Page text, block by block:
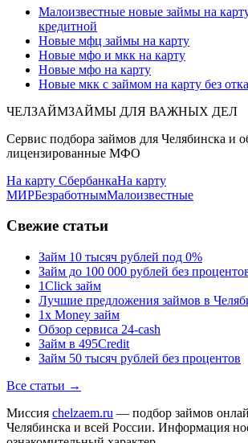
Малоизвестные новые займы на
кредитной
Новые мфц займы на карту
Новые мфо и мкк на карту
Новые мфо на карту
Новые мкк с займом на карту без
ЧЕЛЗАЙМЗАЙМЫ ДЛЯ ВАЖНЫХ ДЕЛ
Сервис подбора займов для Челябинска и
лицензированные МФО
На карту СбербанкаНа карту
МИРБезработнымМалоизвестные
Свежие статьи
Займ 10 тысяч рублей под 0%
Займ до 100 000 рублей без
1Click займ
Лучшие предложения займов в
1x Money займ
Обзор сервиса 24-cash
Займ в 495Credit
Займ 50 тысяч рублей без процентов
Все статьи →
Миссия chelzaem.ru — подбор займов
Челябинска и всей России. Информация